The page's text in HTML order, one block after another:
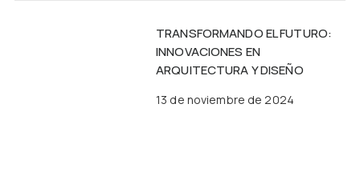
TRANSFORMANDO EL FUTURO:
INNOVACIONES EN
ARQUITECTURA Y DISEÑO
13 de noviembre de 2024